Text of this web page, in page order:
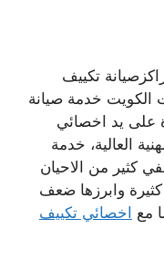
تكييف
خدمة صيانة
على يد اخصائي
العالية، خدمة
كثير من الاحيان
وابرزها ضعف
مع اخصائي تكييف